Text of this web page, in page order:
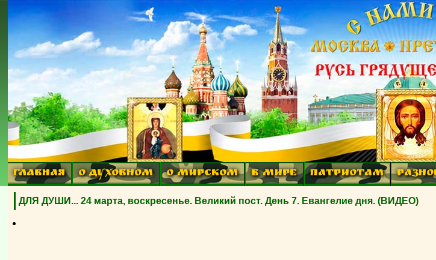
ГЛАВНАЯ О ДУХОВНОМ О МИРСКОМ В МИРЕ ПАТРИОТАМ
ДЛЯ ДУШИ... 24 марта, воскресенье. Великий пост. День 7. Евангелие дня. (ВИДЕО)